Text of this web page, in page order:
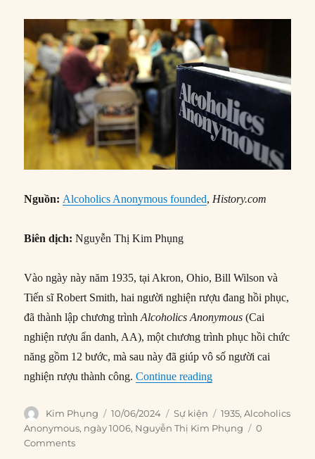
Nguồn: Alcoholics Anonymous founded, History.com
Biên dịch: Nguyễn Thị Kim Phụng
Vào ngày này năm 1935, tại Akron, Ohio, Bill Wilson và
Tiến sĩ Robert Smith, hai người nghiện rượu đang hồi phục,
đã thành lập chương trìnhAlcoholics Anonymous (Cai
nghiện rượu ẩn danh, AA), một chương trình phục hồi chức
năng gồm 12 bước, mà sau này đã giúp vô số người cai
nghiện rượu thành công.Continue reading“10/06/1935:
Author
Kim Phụng
Posted
on
10/06/2024 Categories
Sự kiện Tags
1935,Alcoholics
Anonymous, ngày 1006, Nguyễn Thị Kim Phụng
0
Comments